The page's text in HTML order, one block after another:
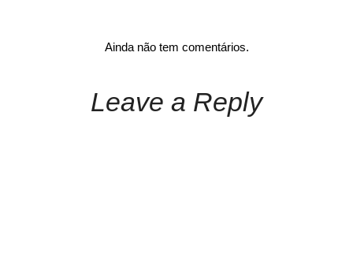
Ainda não tem comentários.
Leave a Reply